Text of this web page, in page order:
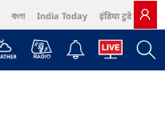
বাংলা India Today इंडिया टुडे हिंदी
Harper's Bazaar Northeast